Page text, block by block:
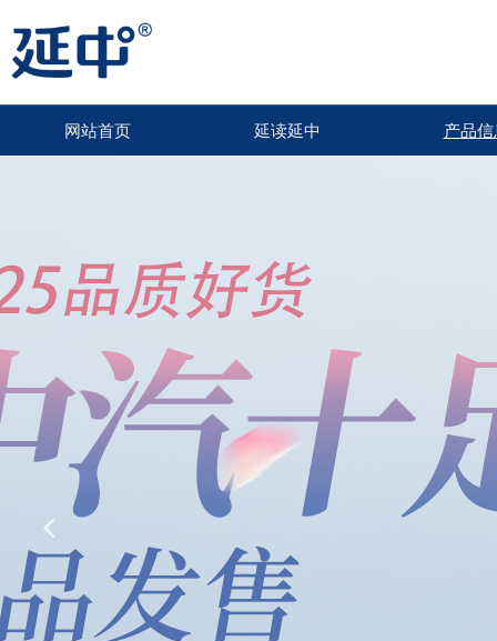
网站首页 延读延中 产品信